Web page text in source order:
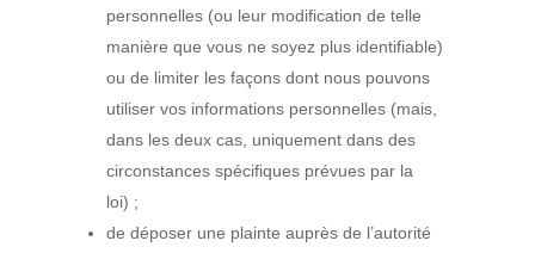
personnelles (ou leur modification de telle
manière que vous ne soyez plus identifiable)
ou de limiter les façons dont nous pouvons
utiliser vos informations personnelles (mais,
dans les deux cas, uniquement dans des
circonstances spécifiques prévues par la
loi) ;
de déposer une plainte auprès de l’autorité